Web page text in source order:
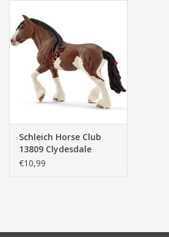
Boeken
Baby & Peuter
Speelgoed & hobby
Cadeau & feest
Schleich Horse Club
13809 Clydesdale
Merrie
€10,99